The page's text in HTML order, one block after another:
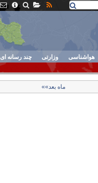
هواشناسی وزارتی چند رسانه ای
ماه بعد»»